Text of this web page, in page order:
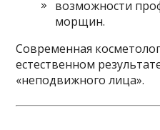
возможности
морщин.
Современная
естественном
«неподвижного лица».